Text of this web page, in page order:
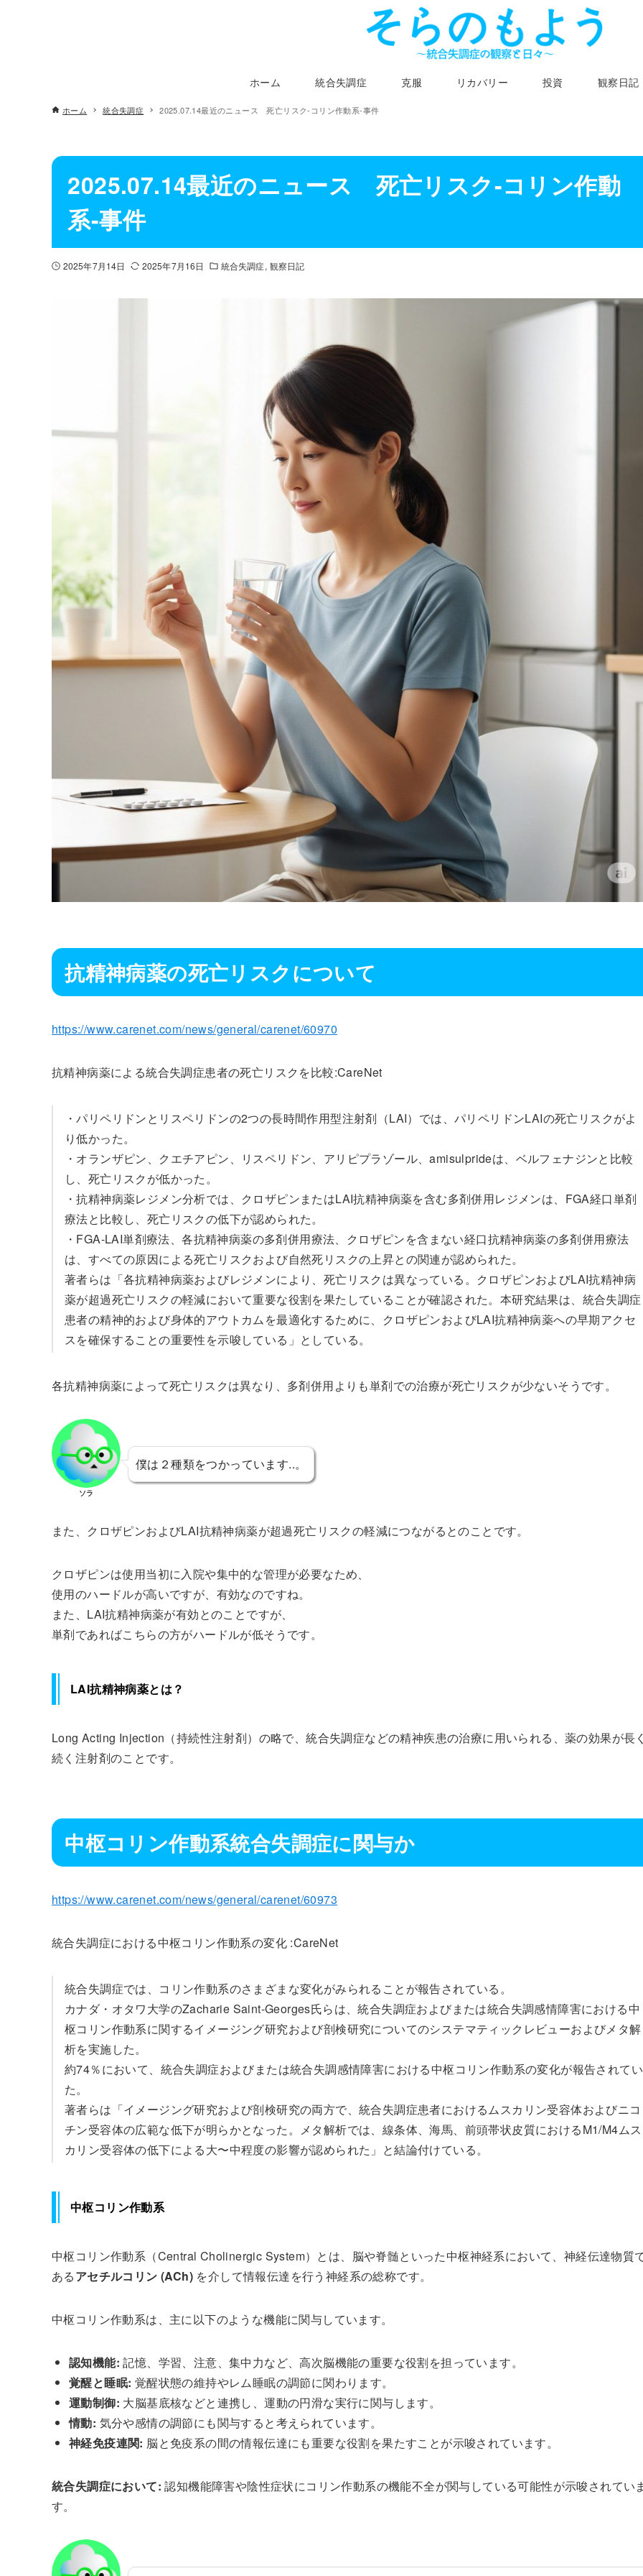
ホーム 統合失調症 克服 リカバリー 投資 観察日記
ホーム 統合失調症 2025.07.14最近のニュース 死亡リスク-コリン作動系-事件
2025.07.14最近のニュース 死亡リスク-コリン作動
系-事件
2025年7月14日 2025年7月16日 統合失調症 観察日記
抗精神病薬の死亡リスクについて
https://www.carenet.com/news/general/carenet/60970
抗精神病薬による統合失調症患者の死亡リスクを比較:CareNet
・パリペリドンとリスペリドンの2つの長時間作用型注射剤（LAI）では、パリペリドンLAIの死亡リスクがよ
り低かった。
・オランザピン、クエチアピン、リスペリドン、アリピプラゾール、amisulprideは、ベルフェナジンと比較
し、死亡リスクが低かった。
・抗精神病薬レジメン分析では、クロザピンまたはLAI抗精神病薬を含む多剤併用レジメンは、FGA経口単剤
療法と比較し、死亡リスクの低下が認められた。
・FGA-LAI単剤療法、各抗精神病薬の多剤併用療法、クロザピンを含まない経口抗精神病薬の多剤併用療法
は、すべての原因による死亡リスクおよび自然死リスクの上昇との関連が認められた。
著者らは「各抗精神病薬およびレジメンにより、死亡リスクは異なっている。クロザピンおよびLAI抗精神病
薬が超過死亡リスクの軽減において重要な役割を果たしていることが確認された。本研究結果は、統合失調症
患者の精神的および身体的アウトカムを最適化するために、クロザピンおよびLAI抗精神病薬への早期アクセ
スを確保することの重要性を示唆している」としている。
各抗精神病薬によって死亡リスクは異なり、多剤併用よりも単剤での治療が死亡リスクが少ないそうです。
ソラ
僕は２種類をつかっています..。
また、クロザピンおよびLAI抗精神病薬が超過死亡リスクの軽減につながるとのことです。
クロザピンは使用当初に入院や集中的な管理が必要なため、
使用のハードルが高いですが、有効なのですね。
また、LAI抗精神病薬が有効とのことですが、
単剤であればこちらの方がハードルが低そうです。
LAI抗精神病薬とは？
Long Acting Injection（持続性注射剤）の略で、統合失調症などの精神疾患の治療に用いられる、薬の効果が長
続く注射剤のことです。
中枢コリン作動系統合失調症に関与か
https://www.carenet.com/news/general/carenet/60973
統合失調症における中枢コリン作動系の変化 :CareNet
統合失調症では、コリン作動系のさまざまな変化がみられることが報告されている。
カナダ・オタワ大学のZacharie Saint-Georges氏らは、統合失調症およびまたは統合失調感情障害における中
枢コリン作動系に関するイメージング研究および剖検研究についてのシステマティックレビューおよびメタ解
析を実施した。
約74％において、統合失調症およびまたは統合失調感情障害における中枢コリン作動系の変化が報告されてい
た。
著者らは「イメージング研究および剖検研究の両方で、統合失調症患者におけるムスカリン受容体およびニコ
チン受容体の広範な低下が明らかとなった。メタ解析では、線条体、海馬、前頭帯状皮質におけるM1/M4ムス
カリン受容体の低下による大〜中程度の影響が認められた」と結論付けている。
中枢コリン作動系
中枢コリン作動系（Central Cholinergic System）とは、脳や脊髄といった中枢神経系において、神経伝達物質
あるアセチルコリン (ACh) を介して情報伝達を行う神経系の総称です。
中枢コリン作動系は、主に以下のような機能に関与しています。
認知機能: 記憶、学習、注意、集中力など、高次脳機能の重要な役割を担っています。
覚醒と睡眠: 覚醒状態の維持やレム睡眠の調節に関わります。
運動制御: 大脳基底核などと連携し、運動の円滑な実行に関与します。
情動: 気分や感情の調節にも関与すると考えられています。
神経免疫連関: 脳と免疫系の間の情報伝達にも重要な役割を果たすことが示唆されています。
統合失調症において: 認知機能障害や陰性症状にコリン作動系の機能不全が関与している可能性が示唆されてい
す。